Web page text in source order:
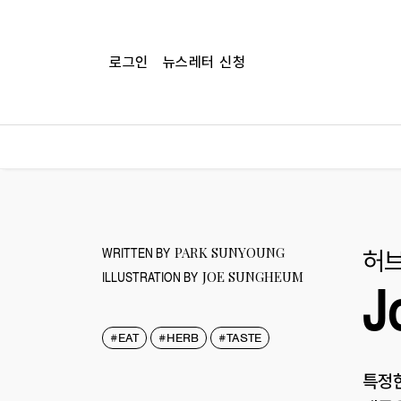
로그인 뉴스레터 신청
WRITTEN BY PARK SUNYOUNG
ILLUSTRATION BY JOE SUNGHEUM
#EAT #HERB #TASTE
허
특정